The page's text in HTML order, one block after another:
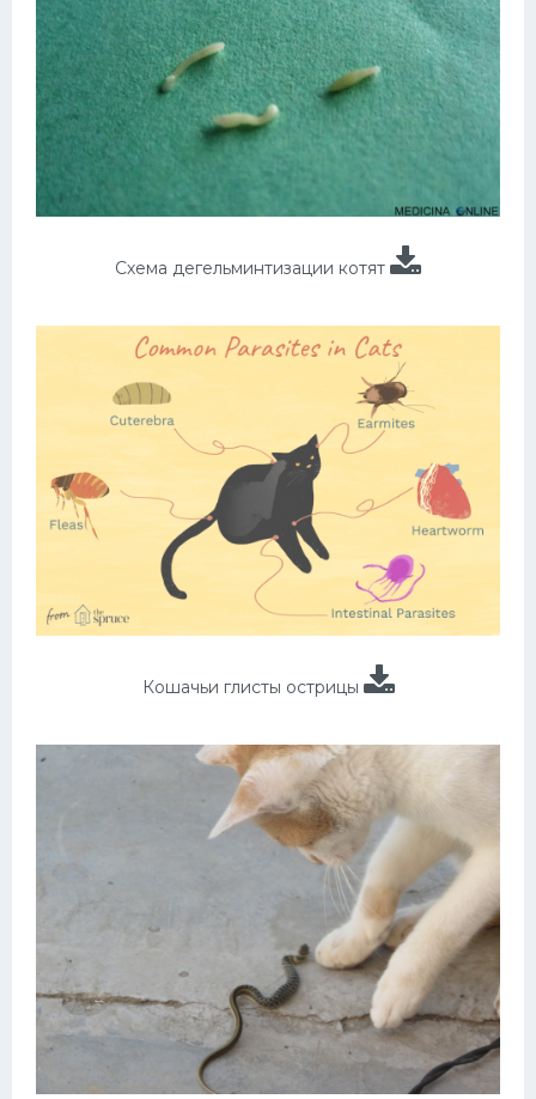
Схема дегельминтизации котят
Кошачьи глисты острицы